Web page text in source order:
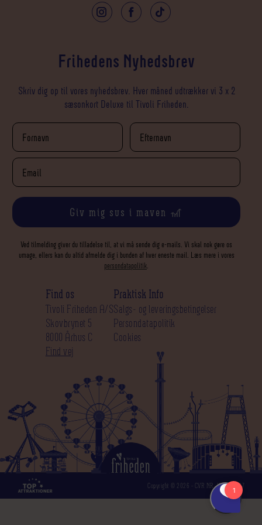
Find os
Tivoli Friheden A/S
Skovbrynet 5
8000 Århus C
Find vej
Praktisk Info
Salgs- og leveringsbetingelser
Persondatapolitik
Cookies
Frihedens Nyhedsbrev
Skriv dig op til vores nyhedsbrev. Hver måned udtrækker vi 3 x 2
sæsonkort Deluxe til Tivoli Friheden.
Giv mig sus i maven 🎢
Ved tilmelding giver du tilladelse til, at vi må sende dig e-mails. Vi skal nok gøre os
umage, ellers kan du altid afmelde dig i bunden af hver eneste mail. Læs mere i vores
persondatapolitik.
Copyright © 2026 – CVR NR. 12 50 39 97